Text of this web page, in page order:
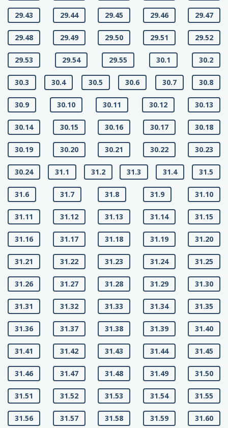
29.43 29.44 29.45 29.46 29.47
29.48 29.49 29.50 29.51 29.52
29.53 29.54 29.55 30.1 30.2
30.3 30.4 30.5 30.6 30.7 30.8
30.9 30.10 30.11 30.12 30.13
30.14 30.15 30.16 30.17 30.18
30.19 30.20 30.21 30.22 30.23
30.24 31.1 31.2 31.3 31.4 31.5
31.6 31.7 31.8 31.9 31.10
31.11 31.12 31.13 31.14 31.15
31.16 31.17 31.18 31.19 31.20
31.21 31.22 31.23 31.24 31.25
31.26 31.27 31.28 31.29 31.30
31.31 31.32 31.33 31.34 31.35
31.36 31.37 31.38 31.39 31.40
31.41 31.42 31.43 31.44 31.45
31.46 31.47 31.48 31.49 31.50
31.51 31.52 31.53 31.54 31.55
31.56 31.57 31.58 31.59 31.60